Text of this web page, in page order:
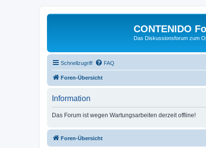
CONTENIDO
Das Diskussionsforum zum
Schnellzugriff FAQ
Foren-Übersicht
Information
Das Forum ist wegen Wartungsarbeiten derzeit offline!
Foren-Übersicht